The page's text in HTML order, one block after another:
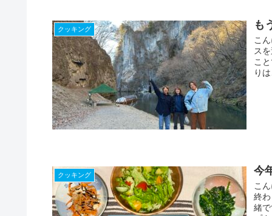
クッキング も
こ
ス
こ
り
クッキング 今
こ
終
緒